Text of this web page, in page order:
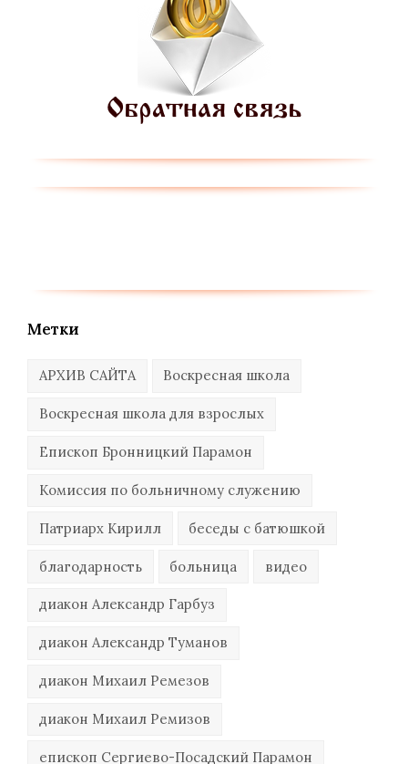
Метки
АРХИВ САЙТА Воскресная школа
Воскресная школа для взрослых
Епископ Бронницкий Парамон
Комиссия по больничному служению
Патриарх Кирилл беседы с батюшкой
благодарность больница видео
диакон Александр Гарбуз
диакон Александр Туманов
диакон Михаил Ремезов
диакон Михаил Ремизов
епископ Сергиево-Посадский Парамон